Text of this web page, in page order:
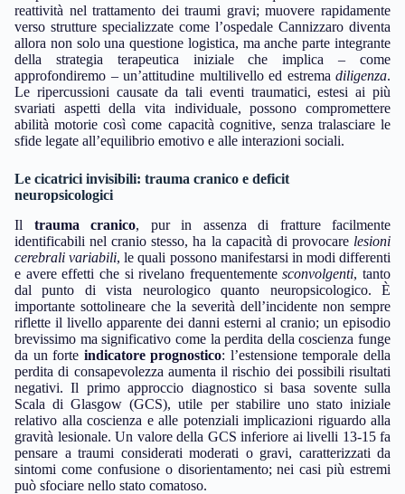
reattività nel trattamento dei traumi gravi; muovere rapidamente
verso strutture specializzate come l’ospedale Cannizzaro diventa
allora non solo una questione logistica, ma anche parte integrante
della strategia terapeutica iniziale che implica – come
approfondiremo – un’attitudine multilivello ed estrema diligenza.
Le ripercussioni causate da tali eventi traumatici, estesi ai più
svariati aspetti della vita individuale, possono compromettere
abilità motorie così come capacità cognitive, senza tralasciare le
sfide legate all’equilibrio emotivo e alle interazioni sociali.
Le cicatrici invisibili: trauma cranico e deficit
neuropsicologici
Il trauma cranico, pur in assenza di fratture facilmente
identificabili nel cranio stesso, ha la capacità di provocare lesioni
cerebrali variabili, le quali possono manifestarsi in modi differenti
e avere effetti che si rivelano frequentementesconvolgenti, tanto
dal punto di vista neurologico quanto neuropsicologico. È
importante sottolineare che la severità dell’incidente non sempre
riflette il livello apparente dei danni esterni al cranio; un episodio
brevissimo ma significativo come la perdita della coscienza funge
da un forte indicatore prognostico: l’estensione temporale della
perdita di consapevolezza aumenta il rischio dei possibili risultati
negativi. Il primo approccio diagnostico si basa sovente sulla
Scala di Glasgow (GCS), utile per stabilire uno stato iniziale
relativo alla coscienza e alle potenziali implicazioni riguardo alla
gravità lesionale. Un valore della GCS inferiore ai livelli 13-15 fa
pensare a traumi considerati moderati o gravi, caratterizzati da
sintomi come confusione o disorientamento; nei casi più estremi
può sfociare nello stato comatoso.